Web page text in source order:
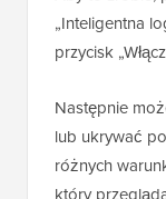
Aby to
„Inteligentna
Następnie
lub ukrywać
różnych